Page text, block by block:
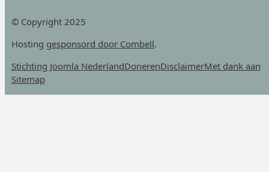
© Copyright 2025
Hosting gesponsord door Combell.
Stichting Joomla NederlandDonerenDisclaimerMet dank aan
Sitemap